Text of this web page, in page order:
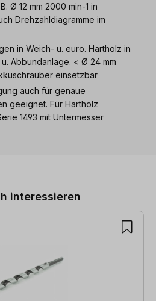
Ø 12 mm 2000 min-1 in
Drehzahldiagramme im
in Weich- u. euro. Hartholz in
Abbundanlage. < Ø 24 mm
einsetzbar
auch für genaue
geeignet. Für Hartholz
1493 mit Untermesser
interessieren